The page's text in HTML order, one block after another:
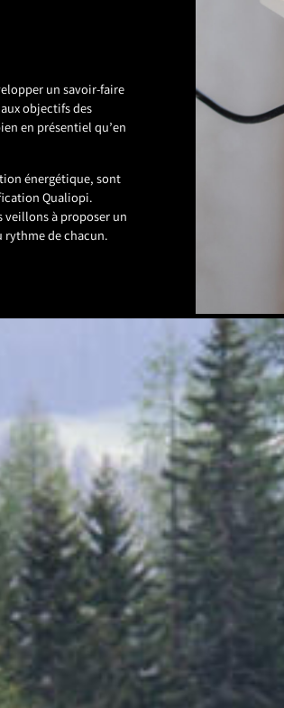
un savoir-faire
objectifs des
en présentiel qu’en
énergétique, sont
Qualiopi.
veillons à proposer un
rythme de chacun.